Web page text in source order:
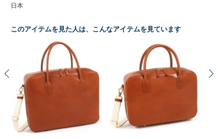
日本
このアイテムを見た人は、こんなアイテムを見ています